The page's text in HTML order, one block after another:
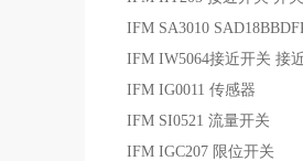
IFM SA3010
IFM IW5064接近开关 接
IFM IG0011 传感器
IFM SI0521 流量开关
IFM IGC207 限位开关